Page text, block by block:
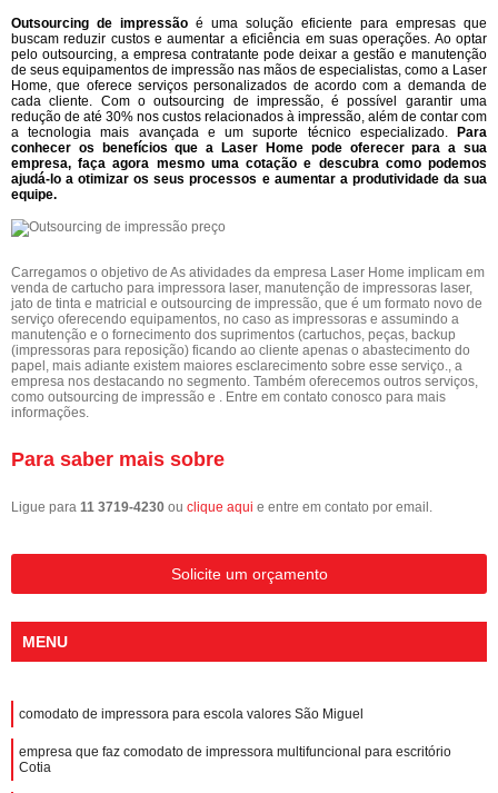
Outsourcing de impressão é uma solução eficiente para empresas que
buscam reduzir custos e aumentar a eficiência em suas operações. Ao optar
pelo outsourcing, a empresa contratante pode deixar a gestão e manutenção
de seus equipamentos de impressão nas mãos de especialistas, como a Laser
Home, que oferece serviços personalizados de acordo com a demanda de
cada cliente. Com o outsourcing de impressão, é possível garantir uma
redução de até 30% nos custos relacionados à impressão, além de contar com
a tecnologia mais avançada e um suporte técnico especializado. Para
conhecer os benefícios que a Laser Home pode oferecer para a sua
empresa, faça agora mesmo uma cotação e descubra como podemos
ajudá-lo a otimizar os seus processos e aumentar a produtividade da sua
equipe.
Carregamos o objetivo de As atividades da empresa Laser Home implicam em
venda de cartucho para impressora laser, manutenção de impressoras laser,
jato de tinta e matricial e outsourcing de impressão, que é um formato novo de
serviço oferecendo equipamentos, no caso as impressoras e assumindo a
manutenção e o fornecimento dos suprimentos (cartuchos, peças, backup
(impressoras para reposição) ficando ao cliente apenas o abastecimento do
papel, mais adiante existem maiores esclarecimento sobre esse serviço., a
empresa nos destacando no segmento. Também oferecemos outros serviços,
como outsourcing de impressão e . Entre em contato conosco para mais
informações.
Para saber mais sobre
Ligue para 11 3719-4230 ou clique aqui e entre em contato por email.
Solicite um orçamento
MENU
comodato de impressora para escola valores São Miguel
empresa que faz comodato de impressora multifuncional para escritório
Cotia